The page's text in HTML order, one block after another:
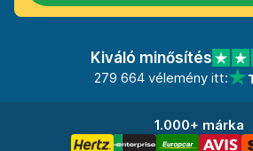
Kiváló minősítés
279 664 vélemény itt:
1.000+ márka